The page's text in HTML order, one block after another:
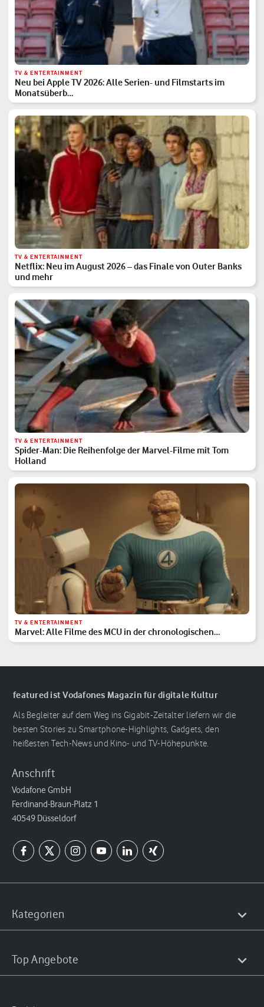
TV & ENTERTAINMENT
Neu bei Apple TV 2026: Alle Serien- und Filmstarts im
Monatsüberb…
TV & ENTERTAINMENT
Netflix: Neu im August 2026 – das Finale von Outer Banks
und mehr
TV & ENTERTAINMENT
Spider-Man: Die Reihenfolge der Marvel-Filme mit Tom
Holland
TV & ENTERTAINMENT
Marvel: Alle Filme des MCU in der chronologischen
Reihenfolge
featured ist Vodafones Magazin für digitale Kultur
Als Begleiter auf dem Weg ins Gigabit-Zeitalter liefern wir die
besten Stories zu Smartphone-Highlights, Gadgets, den
heißesten Tech-News und Kino- und TV-Höhepunkte.
Anschrift
Vodafone GmbH
Ferdinand-Braun-Platz 1
40549 Düsseldorf
Kategorien
Top Angebote